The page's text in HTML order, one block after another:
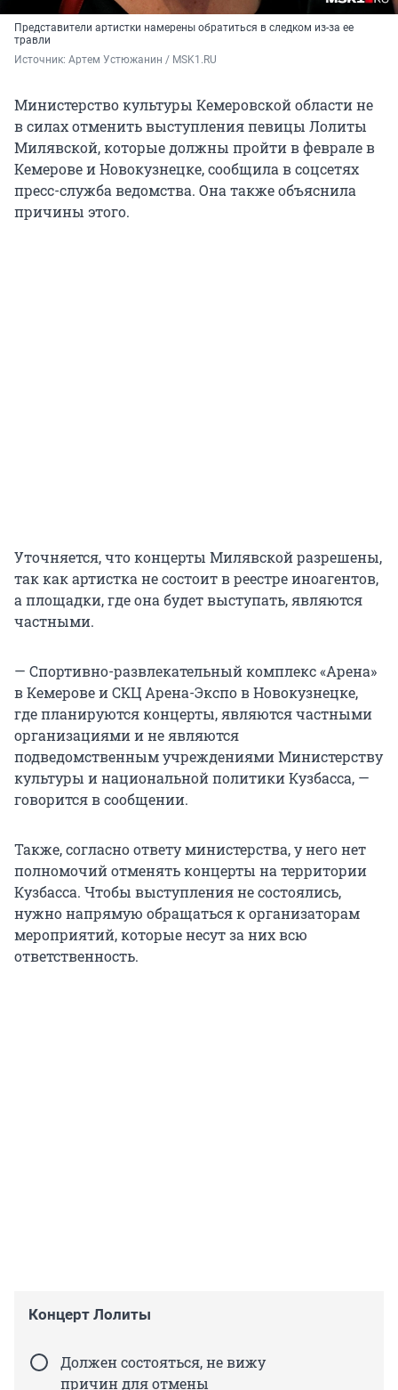
Представители артистки намерены обратиться в следком из-за ее
травли
Источник: Артем Устюжанин / MSK1.RU
Министерство культуры Кемеровской области не
в силах отменить выступления певицы Лолиты
Милявской, которые должны пройти в феврале в
Кемерове и Новокузнецке, сообщила в соцсетях
пресс-служба ведомства. Она также объяснила
причины этого.
Уточняется, что концерты Милявской разрешены,
так как артистка не состоит в реестре иноагентов,
а площадки, где она будет выступать, являются
частными.
— Спортивно-развлекательный комплекс «Арена»
в Кемерове и СКЦ Арена-Экспо в Новокузнецке,
где планируются концерты, являются частными
организациями и не являются
подведомственным учреждениями Министерству
культуры и национальной политики Кузбасса, —
говорится в сообщении.
Также, согласно ответу министерства, у него нет
полномочий отменять концерты на территории
Кузбасса. Чтобы выступления не состоялись,
нужно напрямую обращаться к организаторам
мероприятий, которые несут за них всю
ответственность.
Концерт Лолиты
Должен состояться, не вижу
причин для отмены